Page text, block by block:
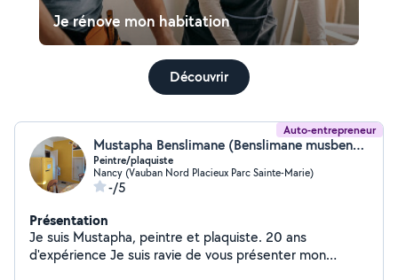
Je rénove mon habitation
Découvrir
Auto-entrepreneur
Mustapha Benslimane (Benslimane musbens54)
Peintre/plaquiste
Nancy (Vauban Nord Placieux Parc Sainte-Marie)
-/5
Présentation
Je suis Mustapha, peintre et plaquiste. 20 ans
d'expérience Je suis ravie de vous présenter mon